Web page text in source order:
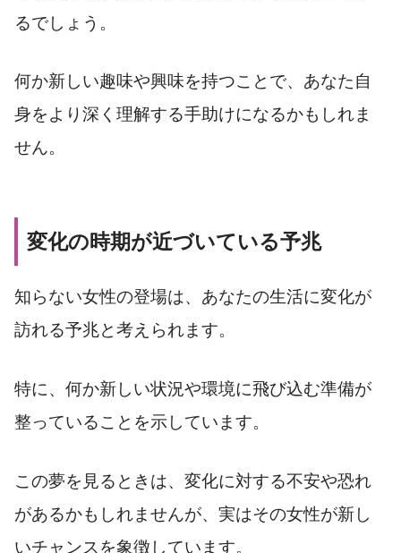
るでしょう。
何か新しい趣味や興味を持つことで、あなた自
身をより深く理解する手助けになるかもしれま
せん。
変化の時期が近づいている予兆
知らない女性の登場は、あなたの生活に変化が
訪れる予兆と考えられます。
特に、何か新しい状況や環境に飛び込む準備が
整っていることを示しています。
この夢を見るときは、変化に対する不安や恐れ
があるかもしれませんが、実はその女性が新し
いチャンスを象徴しています。